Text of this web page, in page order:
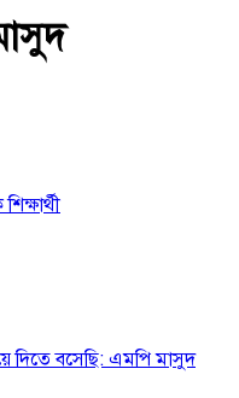
দিতে বসেছি: এমপি মাসুদ